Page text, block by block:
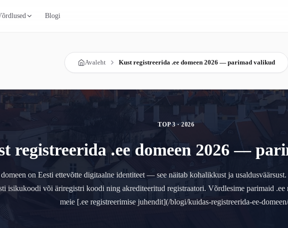
Blogi
Avaleht Kust registreerida .ee domeen 2026 — parimad valikud
TOP 3 · 2026
registreerida .ee domeen 2026 —
domeen on Eesti ettevõtte digitaalne identiteet — see näitab kohalikkust ja
isikukoodi või äriregistri koodi ning akrediteeritud registraatori. Võrdlesime parimaid .ee
meie [.ee registreerimise juhendit](/blogi/kuidas-registreerida-ee-